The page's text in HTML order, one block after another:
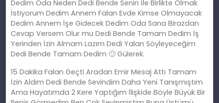
Dedim Oda Neden Dedi Bende Senin İle Birlikte Olmak
İstiyorum Dedim Annem Falan Evde Kimse Olmayacak
Dedim Annem İşe Gidecek Dedim Oda Sana Birazdan
Cevap Versem Olur mu Dedi Bende Tamam Dedim İş
Yerinden İzin Almam Lazım Dedi Yalan Söyleyeceğim
Dedi Bende Tamam Dedim 🙂 Gülerek.
15 Dakika Falan Geçti Aradan Emir Mesaj Attı Tamam
İzin Aldım Dedi Bende Sevindim Daha Yeni Tanışmıştım
Ama Hayatımda 2 Kere Yaptığım İlişkide Böyle Büyük Bir